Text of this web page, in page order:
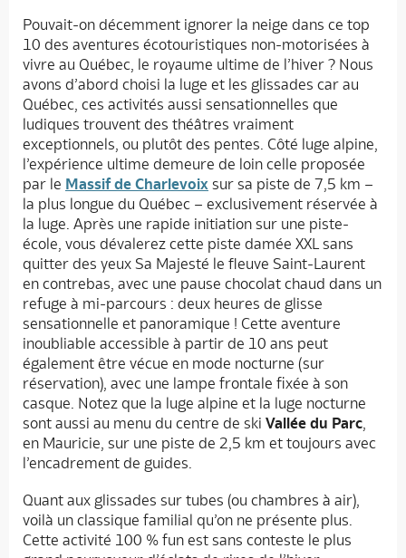
Pouvait-on décemment ignorer la neige dans ce top
10 des aventures écotouristiques non-motorisées à
vivre au Québec, le royaume ultime de l’hiver ? Nous
avons d’abord choisi la luge et les glissades car au
Québec, ces activités aussi sensationnelles que
ludiques trouvent des théâtres vraiment
exceptionnels, ou plutôt des pentes. Côté luge alpine,
l’expérience ultime demeure de loin celle proposée
par le Massif de Charlevoix sur sa piste de 7,5 km –
la plus longue du Québec – exclusivement réservée à
la luge. Après une rapide initiation sur une piste-
école, vous dévalerez cette piste damée XXL sans
quitter des yeux Sa Majesté le fleuve Saint-Laurent
en contrebas, avec une pause chocolat chaud dans un
refuge à mi-parcours : deux heures de glisse
sensationnelle et panoramique ! Cette aventure
inoubliable accessible à partir de 10 ans peut
également être vécue en mode nocturne (sur
réservation), avec une lampe frontale fixée à son
casque. Notez que la luge alpine et la luge nocturne
sont aussi au menu du centre de ski Vallée du Parc,
en Mauricie, sur une piste de 2,5 km et toujours avec
l’encadrement de guides.
Quant aux glissades sur tubes (ou chambres à air),
voilà un classique familial qu’on ne présente plus.
Cette activité 100 % fun est sans conteste le plus